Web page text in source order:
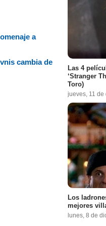
a
cambia de
Las 4
‘Stranger
Toro)
jueves, 11
Los
mejores
lunes, 8 de